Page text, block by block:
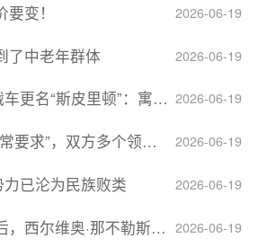
2026-06-19
变！
2026-06-19
了中老年群体
2026-06-19
顿”：寓意强大可靠，彰显俄精神力量
2026-06-19
域分歧依旧，印美贸易谈判进入“关键阶段”
2026-06-19
已沦为民族败类
2026-06-19
·那不勒斯出任Lucid首席执行官